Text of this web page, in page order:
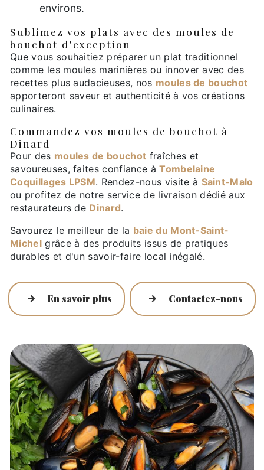
environs.
Sublimez vos plats avec des moules de
bouchot d’exception
Que vous souhaitiez préparer un plat traditionnel
comme les moules marinières ou innover avec des
recettes plus audacieuses, nos moules de bouchot
apporteront saveur et authenticité à vos créations
culinaires.
Commandez vos moules de bouchot à
Dinard
Pour des moules de bouchot fraîches et
savoureuses, faites confiance àTombelaine
Coquillages LPSM. Rendez-nous visite à Saint-Malo
ou profitez de notre service de livraison dédié aux
restaurateurs de Dinard.
Savourez le meilleur de la baie du Mont-Saint-
Michelgrâce à des produits issus de pratiques
durables et d'un savoir-faire local inégalé.
En savoir plus Contactez-nous